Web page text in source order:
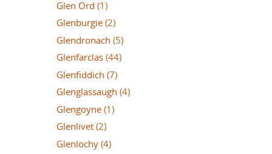
Glen Ord (1)
Glenburgie (2)
Glendronach (5)
Glenfarclas (44)
Glenfiddich (7)
Glenglassaugh (4)
Glengoyne (1)
Glenlivet (2)
Glenlochy (4)